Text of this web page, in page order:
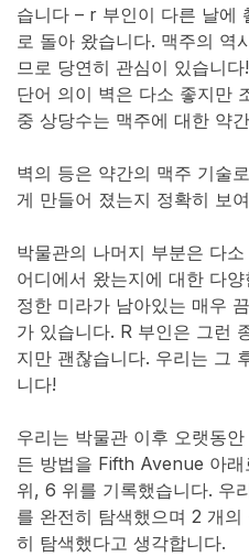
습니다 – r 부인이 다른 날에
로 돌아 왔습니다. 맥주의 역
므로 당연히 관심이 있습니
단어 의이 벽은 다소 좋지만
중 상당수는 맥주에 대한 약
벽의 등은 약간의 맥주 기술
게 만들어 졌는지 정확히 보
박물관의 나머지 부분은 다
어디에서 왔는지에 대한 다
정한 미라가 남아있는 매우
가 있습니다. R 부인은 그런
지만 괜찮습니다. 우리는 그
니다!
우리는 박물관 이후 오랫동
든 방법을 Fifth Avenue 아
위, 6 위를 기록했습니다. 우
를 완전히 탐색했으며 2 개
히 탐색했다고 생각합니다.